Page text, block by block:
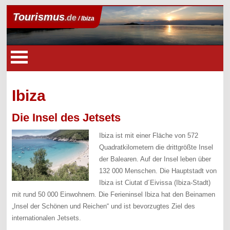
Tourismus.de/ Ibiza
Ibiza
Die Insel des Jetsets
Ibiza ist mit einer Fläche von 572
Quadratkilometern die drittgrößte Insel
der Balearen. Auf der Insel leben über
132 000 Menschen. Die Hauptstadt von
Ibiza ist Ciutat d´Eivissa (Ibiza-Stadt)
mit rund 50 000 Einwohnern. Die Ferieninsel Ibiza hat den Beinamen
„Insel der Schönen und Reichen“ und ist bevorzugtes Ziel des
internationalen Jetsets.